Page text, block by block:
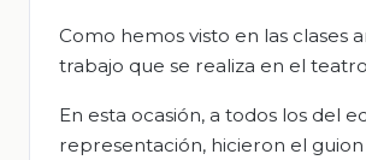
Como hemos visto en las clases
trabajo que se realiza en el
En esta ocasión, a todos los del
representación, hicieron el guion